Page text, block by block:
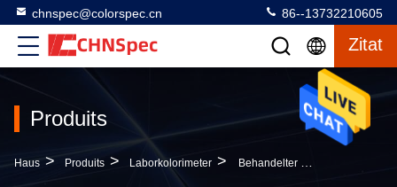
chnspec@colorspec.cn 86--13732210605
Zitat
Produits
Haus > Produits > Laborkolorimeter > Behandelter Mehrfacher Winkel 15 Spektrofotometer 45 110 Für Körnigkeits-Einschätzungen